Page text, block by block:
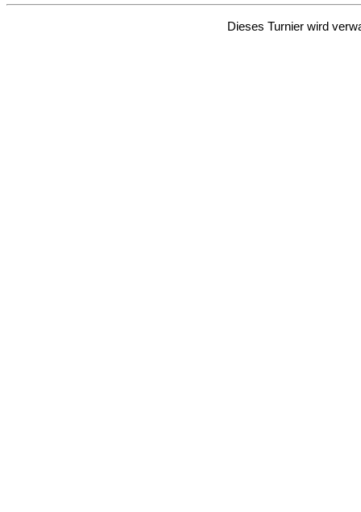
Dieses Turnier wird